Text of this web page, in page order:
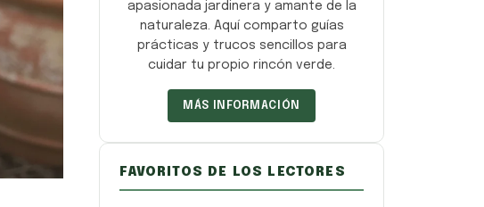
apasionada jardinera y amante de la
naturaleza. Aquí comparto guías
prácticas y trucos sencillos para
cuidar tu propio rincón verde.
MÁS INFORMACIÓN
FAVORITOS DE LOS LECTORES